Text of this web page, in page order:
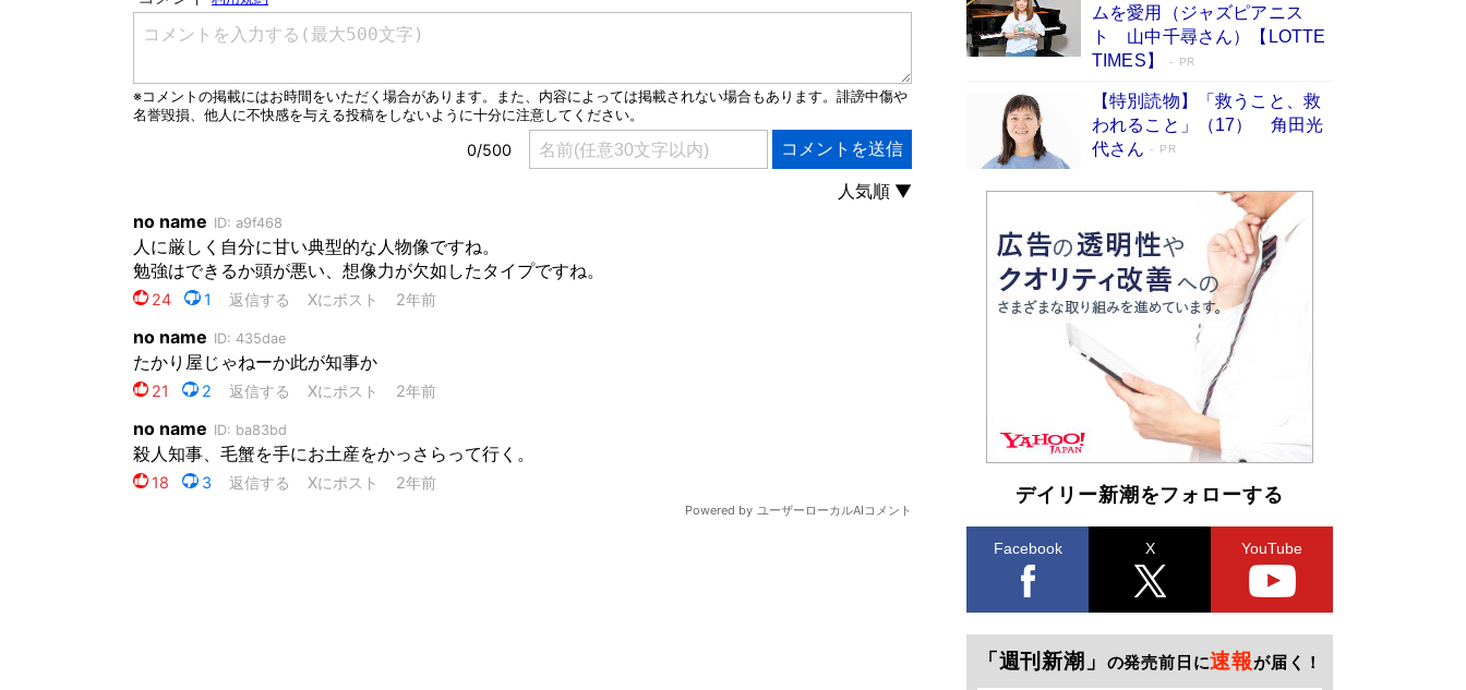
友近氏、絶賛！ 鎌倉を舞台に、孤独を抱えた
人々が新たな一歩を踏み出す連作短篇集『海のほ
とりのプラネット』試し読み
ムを愛用（ジャズピアニス
ト 山中千尋さん）【LOTTE
TIMES】
PR
【特別読物】「救うこと、救
われること」（17） 角田光
代さん
PR
デイリー新潮をフォローする
Facebook X YouTube
「週刊新潮」 の発売前日に速報が届く！